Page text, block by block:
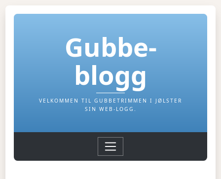
Gubbe-
blogg
VELKOMMEN TIL GUBBETRIMMEN I JØLSTER
SIN WEB-LOGG.